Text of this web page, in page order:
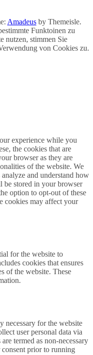
Amadeus by Themeisle.
Funktoinen zu
nutzen, stimmen Sie
von Cookies zu.
experience while you
the cookies that are
browser as they are
of the website. We
and understand how
be stored in your browser
option to opt-out of these
cookies may affect your
for the website to
cookies that ensures
of the website. These
necessary for the website
user personal data via
termed as non-necessary
prior to running